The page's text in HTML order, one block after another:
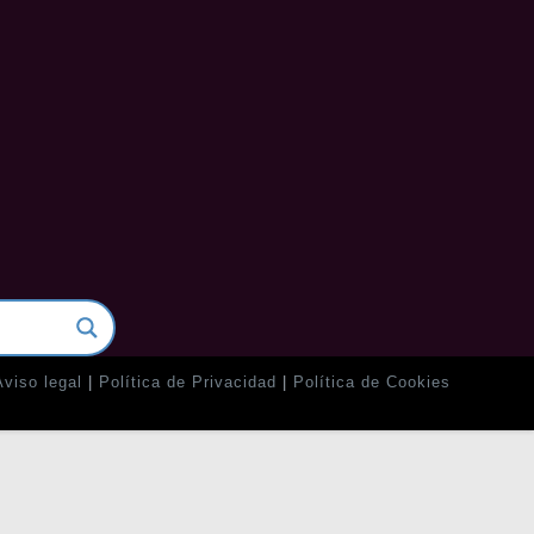
legal Política de Privacidad Política de Cookies